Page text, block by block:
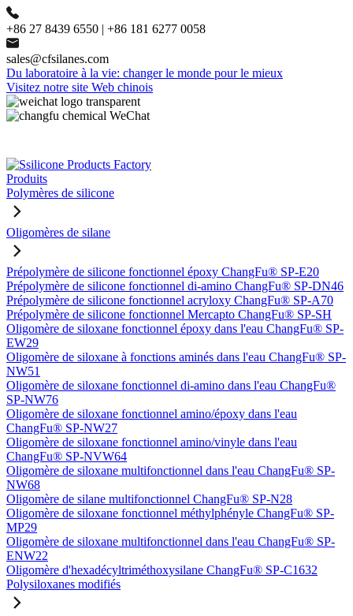
+86 27 8439 6550 | +86 181 6277 0058
sales@cfsilanes.com
Du laboratoire à la vie: changer le monde pour le mieux
Visitez notre site Web chinois
Produits
Polymères de silicone
Oligomères de silane
Prépolymère de silicone fonctionnel époxy ChangFu® SP-E20
Prépolymère de silicone fonctionnel di-amino ChangFu® SP-DN46
Prépolymère de silicone fonctionnel acryloxy ChangFu® SP-A70
Prépolymère de silicone fonctionnel Mercapto ChangFu® SP-SH
Oligomère de siloxane fonctionnel époxy dans l'eau ChangFu® SP-
EW29
Oligomère de siloxane à fonctions aminés dans l'eau ChangFu® SP-
NW51
Oligomère de siloxane fonctionnel di-amino dans l'eau ChangFu®
SP-NW76
Oligomère de siloxane fonctionnel amino/époxy dans l'eau
ChangFu® SP-NW27
Oligomère de siloxane fonctionnel amino/vinyle dans l'eau
ChangFu® SP-NVW64
Oligomère de siloxane multifonctionnel dans l'eau ChangFu® SP-
NW68
Oligomère de silane multifonctionnel ChangFu® SP-N28
Oligomère de siloxane fonctionnel méthylphényle ChangFu® SP-
MP29
Oligomère de siloxane multifonctionnel dans l'eau ChangFu® SP-
ENW22
Oligomère d'hexadécyltriméthoxysilane ChangFu® SP-C1632
Polysiloxanes modifiés